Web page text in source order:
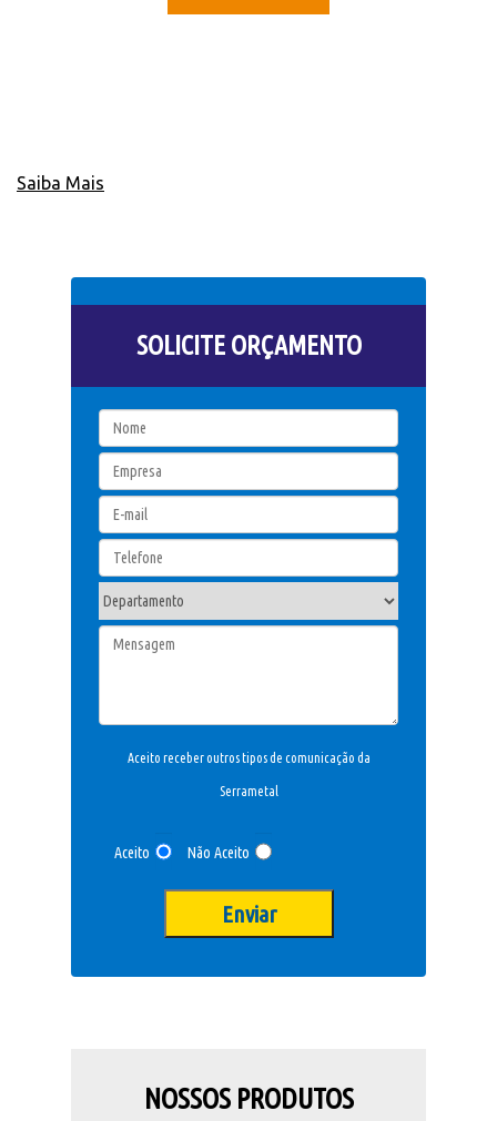
Saiba Mais
SOLICITE ORÇAMENTO
Aceito receber outros tipos de comunicação da
Serrametal
Aceito Não Aceito
NOSSOS PRODUTOS